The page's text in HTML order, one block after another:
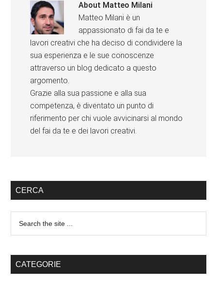
About Matteo Milani
Matteo Milani è un
appassionato di fai da te e
lavori creativi che ha deciso di condividere la
sua esperienza e le sue conoscenze
attraverso un blog dedicato a questo
argomento.
Grazie alla sua passione e alla sua
competenza, è diventato un punto di
riferimento per chi vuole avvicinarsi al mondo
del fai da te e dei lavori creativi.
CERCA
CATEGORIE